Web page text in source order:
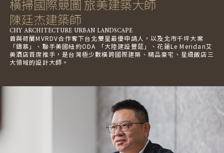
橫掃國際競圖 旅美建築大師
陳廷杰建築師
CHY ARCHITECTURE URBAN LANDSCAPE
曾與荷蘭MVRDV合作奪下台北雙星最優申請人，以及北市千坪大案
「鑄慕」、聯手美國紐約ODA 「大陸建設豐莚」、花蓮Le Meridan艾
美酒店首席推手，是台灣極少數橫跨國際建築、精品豪宅、星級飯店三
大領域的設計大師。